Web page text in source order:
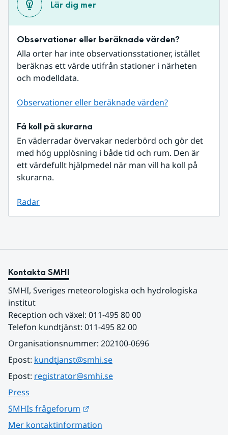
Lär dig mer
Observationer eller beräknade värden?
Alla orter har inte observationsstationer, istället
beräknas ett värde utifrån stationer i närheten
och modelldata.
Observationer eller beräknade värden?
Få koll på skurarna
En väderradar övervakar nederbörd och gör det
med hög upplösning i både tid och rum. Den är
ett värdefullt hjälpmedel när man vill ha koll på
skurarna.
Radar
Kontakta SMHI
SMHI, Sveriges meteorologiska och hydrologiska
institut
Reception och växel: 011-495 80 00
Telefon kundtjänst: 011-495 82 00
Organisationsnummer: 202100-0696
Epost: kundtjanst@smhi.se
Epost: registrator@smhi.se
Press
SMHIs frågeforum
Mer kontaktinformation